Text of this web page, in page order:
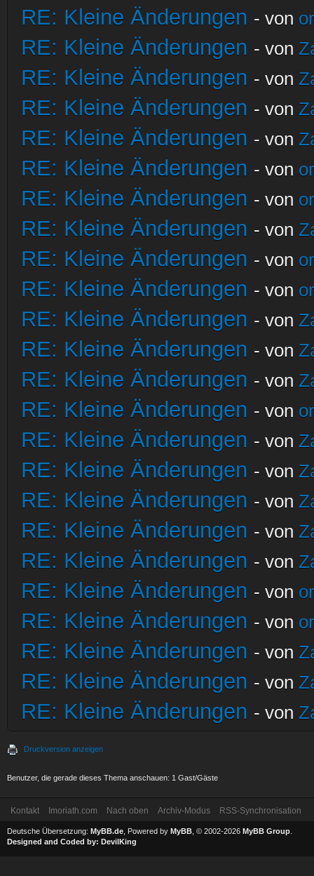
RE: Kleine Änderungen - von
RE: Kleine Änderungen - von
RE: Kleine Änderungen - von
RE: Kleine Änderungen - von
RE: Kleine Änderungen - von
RE: Kleine Änderungen - von
RE: Kleine Änderungen - von
RE: Kleine Änderungen - von
RE: Kleine Änderungen - von
RE: Kleine Änderungen - von
RE: Kleine Änderungen - von
RE: Kleine Änderungen - von
RE: Kleine Änderungen - von
RE: Kleine Änderungen - von
RE: Kleine Änderungen - von
RE: Kleine Änderungen - von
RE: Kleine Änderungen - von
RE: Kleine Änderungen - von
RE: Kleine Änderungen - von
RE: Kleine Änderungen - von
RE: Kleine Änderungen - von
RE: Kleine Änderungen - von
RE: Kleine Änderungen - von
RE: Kleine Änderungen - von
Druckversion anzeigen
Benutzer, die gerade dieses Thema anschauen: 1 Gast/Gäste
Kontakt Imoriath.com Nach oben Archiv-Modus RSS-Synchronisation
Deutsche Übersetzung: MyBB.de , Powered by MyBB , © 2002-2026 MyBB Group
Designed and Coded by: DevilKing